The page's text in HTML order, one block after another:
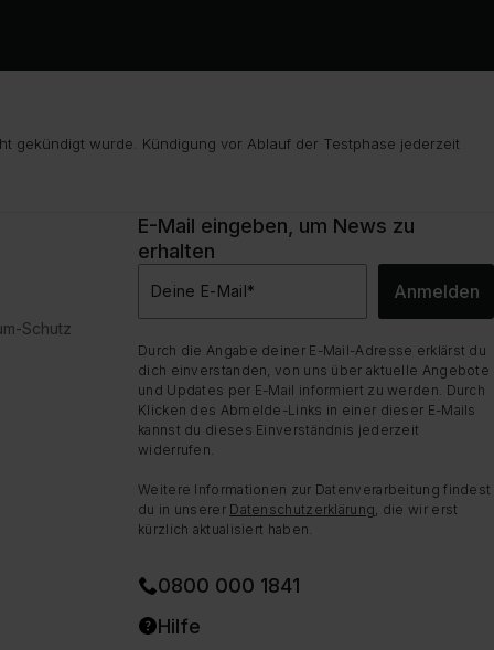
gekündigt wurde. Kündigung vor Ablauf der Testphase jederzeit
Schutz
E-Mail eingeben, um News zu
erhalten
Deine E-Mail* Anmelden
Durch die Angabe deiner E-Mail-Adresse erklärst du
dich einverstanden, von uns über aktuelle Angebote
und Updates per E-Mail informiert zu werden. Durch
Klicken des Abmelde-Links in einer dieser E-Mails
kannst du dieses Einverständnis jederzeit
widerrufen.
Weitere Informationen zur Datenverarbeitung findest
du in unserer Datenschutzerklärung, die wir erst
kürzlich aktualisiert haben.
0800 000 1841
Hilfe